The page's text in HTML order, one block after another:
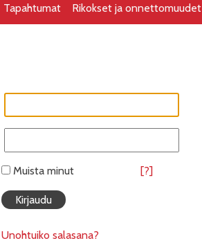
Tapahtumat Rikokset ja onnettomuudet
Muista minut [?]
Unohtuiko salasana?